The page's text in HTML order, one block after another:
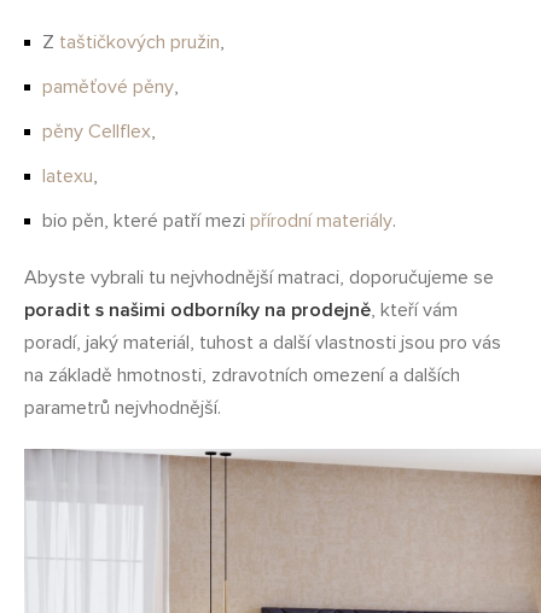
Z taštičkových pružin,
paměťové pěny,
pěny Cellflex,
latexu,
bio pěn, které patří mezi přírodní materiály.
Abyste vybrali tu nejvhodnější matraci, doporučujeme se
poradit s našimi odborníky na prodejně, kteří vám
poradí, jaký materiál, tuhost a další vlastnosti jsou pro vás
na základě hmotnosti, zdravotních omezení a dalších
parametrů nejvhodnější.